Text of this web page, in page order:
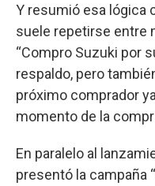
Y resumió esa lógica
suele repetirse entre
“Compro Suzuki por
respaldo, pero
próximo comprador
momento de la
En paralelo al
presentó la campaña “